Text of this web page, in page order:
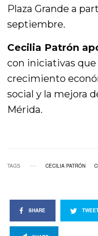
Plaza Grande a
septiembre.
Cecilia Patrón
con iniciativas
crecimiento
social y la mejora
Mérida.
TAGS CECILIA PATRÓN
SHARE